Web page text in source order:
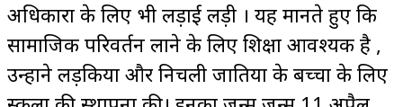
अधिकारों के लिए भी लड़ाई लड़ी । यह मानते हुए कि
सामाजिक परिवर्तन लाने के लिए शिक्षा आवश्यक है ,
उन्होंने लड़कियों और निचली जातियों के बच्चों के लिए